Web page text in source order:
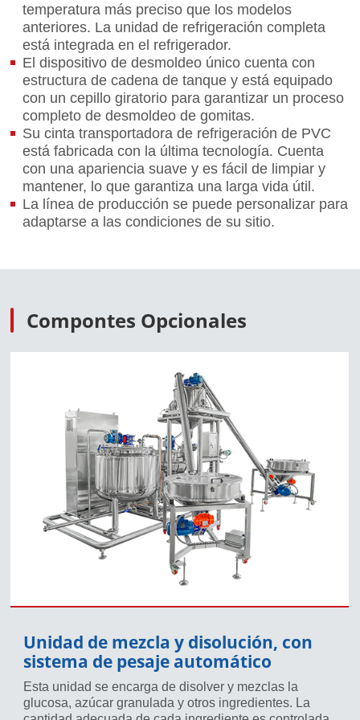
temperatura más preciso que los modelos
anteriores. La unidad de refrigeración completa
está integrada en el refrigerador.
El dispositivo de desmoldeo único cuenta con
estructura de cadena de tanque y está equipado
con un cepillo giratorio para garantizar un proceso
completo de desmoldeo de gomitas.
Su cinta transportadora de refrigeración de PVC
está fabricada con la última tecnología. Cuenta
con una apariencia suave y es fácil de limpiar y
mantener, lo que garantiza una larga vida útil.
La línea de producción se puede personalizar para
adaptarse a las condiciones de su sitio.
Compontes Opcionales
Unidad de mezcla y disolución, con
sistema de pesaje automático
Esta unidad se encarga de disolver y mezclas la
glucosa, azúcar granulada y otros ingredientes. La